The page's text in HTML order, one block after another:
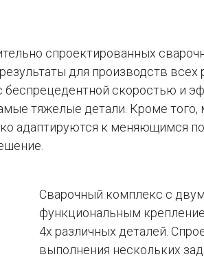
спроектированных
для производств
беспрецедентной скоростью и
тяжелые детали. Кроме
адаптируются к меняющимся
Сварочный комплекс с
функциональным
4х различных деталей.
выполнения нескольких